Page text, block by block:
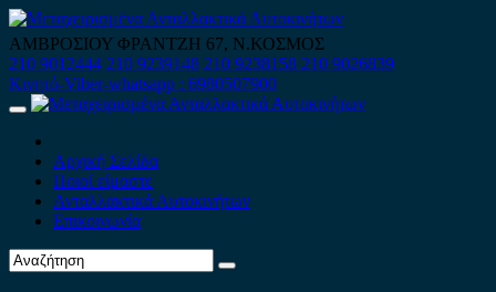
Skip
to
content
ΑΜΒΡΟΣΙΟΥ ΦΡΑΝΤΖΗ 67, Ν.ΚΟΣΜΟΣ
210 9012444 210 9239148 210 9238158 210 9026839
Κινητό-Viber-whatsapp : 6980507900
Primary
Αρχική Σελίδα
Ποιοί είμαστε
Ανταλλακτικά Αυτοκινήτων
Επικοινωνία